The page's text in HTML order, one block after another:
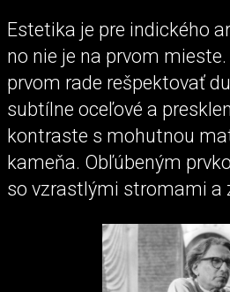
Estetika je pre indického
no nie je na prvom
prvom rade rešpektovať
subtílne oceľové a
kontraste s mohutnou
kameňa. Obľúbeným
so vzrastlými stromami a